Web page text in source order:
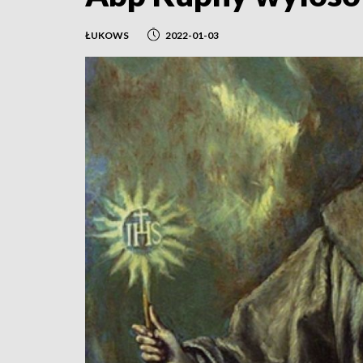
ŁUKOWS 2022-01-03